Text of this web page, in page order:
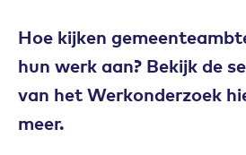
Hoe kijken
hun werk aan? Bekijk de
van het Werkonderzoek
meer.